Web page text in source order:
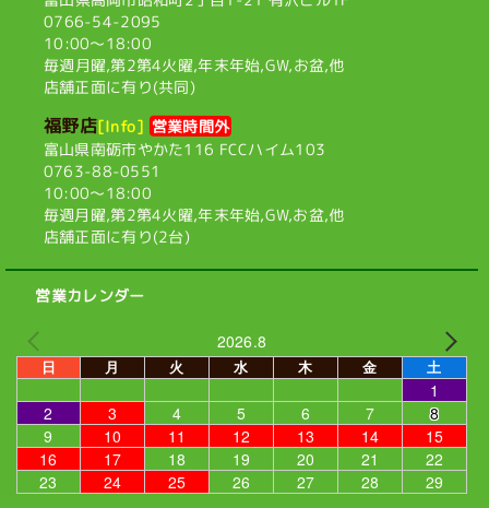
0766-54-2095
10:00〜18:00
毎週月曜,第2第4火曜,年末年始,GW,お盆,他
店舗正面に有り(共同)
福野店[Info] 営業時間外
富山県南砺市やかた116 FCCハイム103
0763-88-0551
10:00〜18:00
毎週月曜,第2第4火曜,年末年始,GW,お盆,他
店舗正面に有り(2台)
営業カレンダー
2026.8
日 月 火 水 木 金 土
1
2
3 4 5 6 7
8
9
10 11 12 13 14
15
16
17 18 19 20 21
22
23
24 25 26 27 28 29